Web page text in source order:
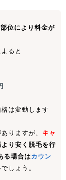
位により料金が
ると
は変動します
りますが、 キャ
り安く脱毛を行
る場合はカウン
しょう。